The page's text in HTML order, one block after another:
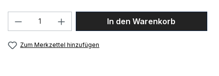
Produkt Anzahl: Gib den gewünschten
In den Warenkorb
Zum Merkzettel hinzufügen